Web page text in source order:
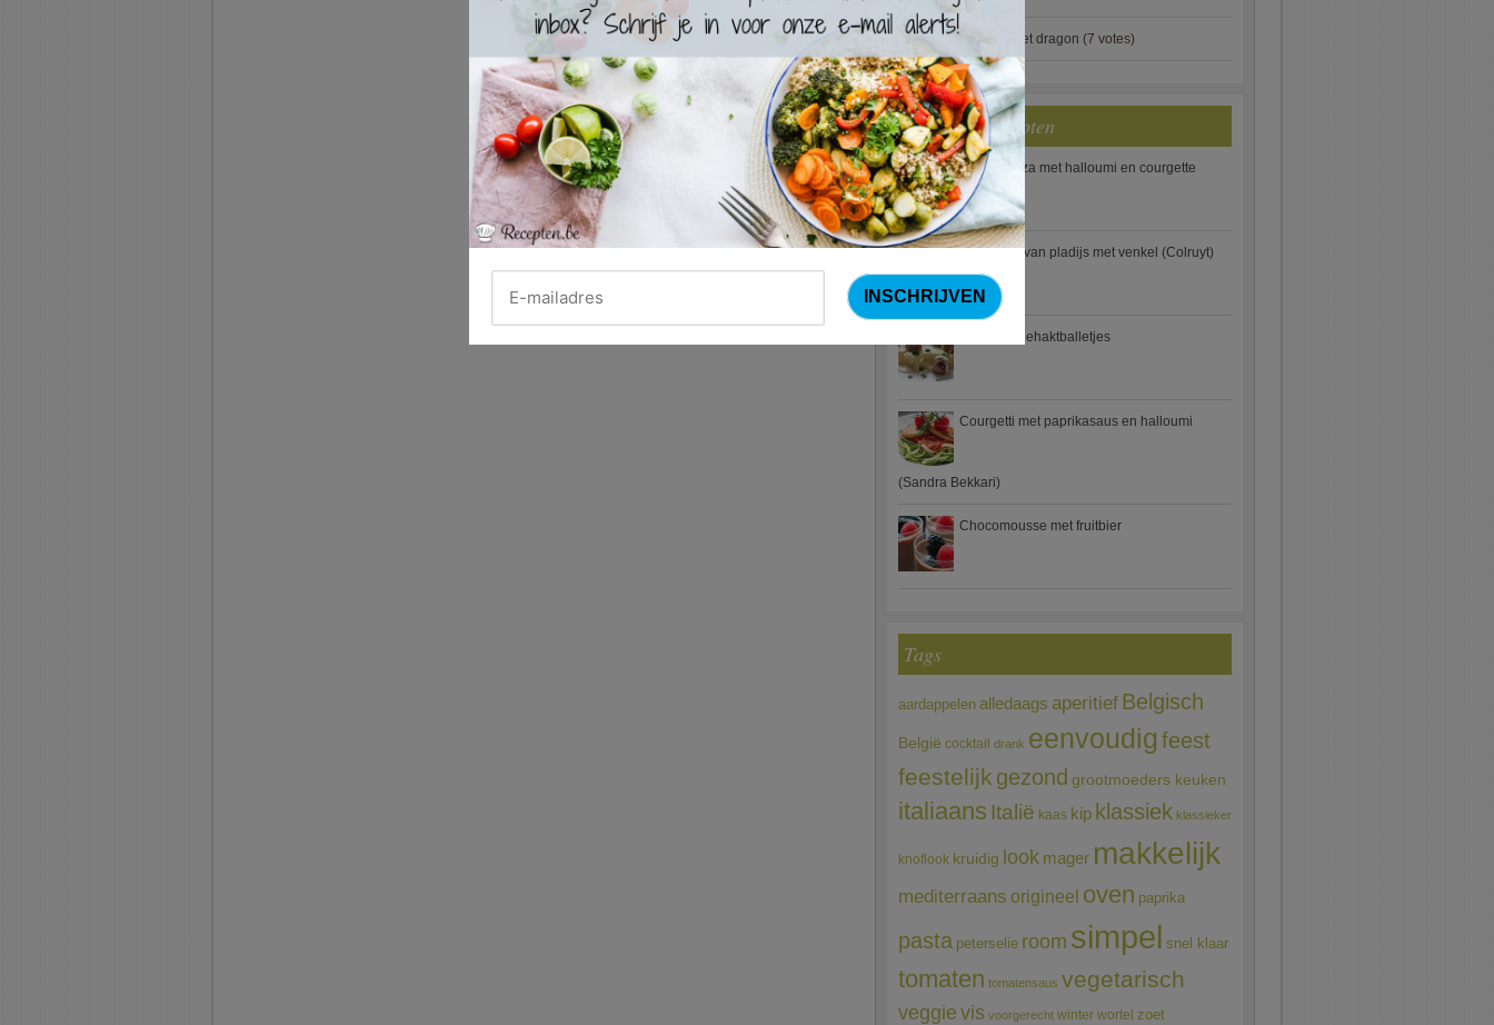
4.7:Gestoofde kip met dragon (7 votes)
Nieuwste Recepten
Turkse pizza met halloumi en courgette
Waterzooi van pladijs met venkel (Colruyt)
Zweedse gehaktballetjes
Courgetti met paprikasaus en halloumi
(Sandra Bekkari)
Chocomousse met fruitbier
Tags
aardappelen alledaags aperitief Belgisch
België cocktail drank eenvoudigfeest
feestelijk gezond grootmoeders keuken
italiaans Italië kaas kip klassiek klassieker
knoflook kruidig look mager makkelijk
mediterraans origineel oven paprika
pasta peterselie room simpel snel klaar
tomaten tomatensaus vegetarisch
veggie vis voorgerecht winter wortel zoet